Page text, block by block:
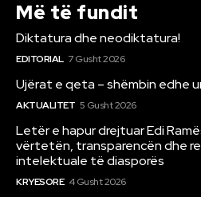
Më të fundit
Diktatura dhe neodiktatura!
EDITORIAL 7 Gusht 2026
Ujërat e qeta – shëmbin edhe
AKTUALITET 5 Gusht 2026
Letër e hapur drejtuar Edi
vërtetën, transparencën dhe
intelektuale të diasporës
KRYESORE 4 Gusht 2026